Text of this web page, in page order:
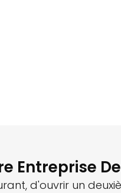
Entreprise
d'ouvrir un